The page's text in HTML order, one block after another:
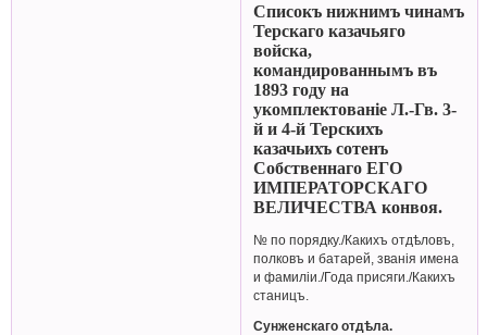
Списокъ нижнимъ чинамъ
Терскаго казачьяго
войска,
командированнымъ въ
1893 году на
укомплектованіе Л.-Гв. 3-
й и 4-й Терскихъ
казачьихъ сотенъ
Собственнаго ЕГО
ИМПЕРАТОРСКАГО
ВЕЛИЧЕСТВА конвоя.
№ по порядку./Какихъ отдѣловъ,
полковъ и батарей, званія имена
и фамиліи./Года присяги./Какихъ
станицъ.
Сунженскаго отдѣла.